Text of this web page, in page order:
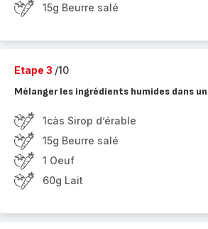
15g Beurre salé
Etape 3 /10
Mélanger les ingrédients humides dans
1càs Sirop d’érable
15g Beurre salé
1 Oeuf
60g Lait